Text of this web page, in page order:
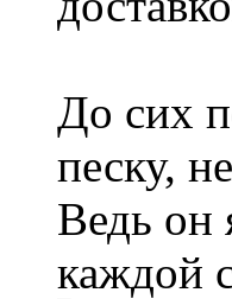
До сих
песку,
Ведь он
каждой